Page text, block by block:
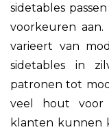
sidetables
voorkeuren aan.
varieert van
sidetables in
patronen tot
veel hout voor
klanten kunnen